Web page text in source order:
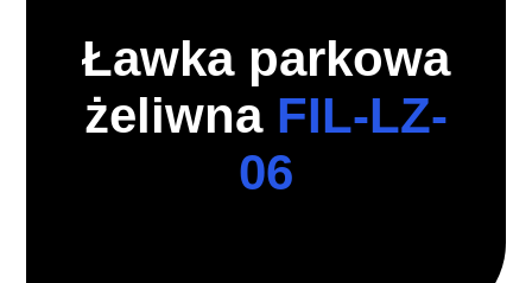
Ławka parkowa
żeliwna FIL-LZ-
06